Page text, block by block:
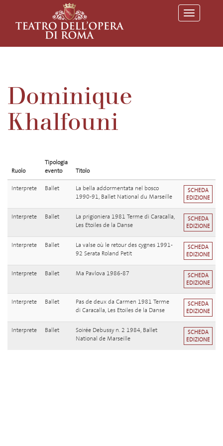
T
o
l
Dominique
Khalfouni
Ruolo
Tipologia
evento
Titolo
Interprete Ballet
La bella addormentata nel bosco
1990-91, Ballet National du Marseille
SCHEDA
EDIZIONE
Interprete Ballet
La prigioniera 1981 Terme di Caracalla,
Les Etoiles de la Danse
SCHEDA
EDIZIONE
Interprete Ballet
La valse où le retour des cygnes 1991-
92 Serata Roland Petit
SCHEDA
EDIZIONE
Interprete Ballet Ma Pavlova 1986-87
SCHEDA
EDIZIONE
Interprete Ballet
Pas de deux da Carmen 1981 Terme
di Caracalla, Les Etoiles de la Danse
SCHEDA
EDIZIONE
Interprete Ballet
Soirée Debussy n. 2 1984, Ballet
National de Marseille
SCHEDA
EDIZIONE